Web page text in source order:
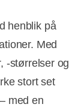
henblik på
Med
-størrelser og
stort set
med en